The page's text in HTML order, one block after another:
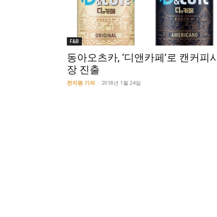
F&B
동아오츠카, ‘디앤카페’로 캔커피
장 진출
전지원 기자 - 2018년 1월 24일